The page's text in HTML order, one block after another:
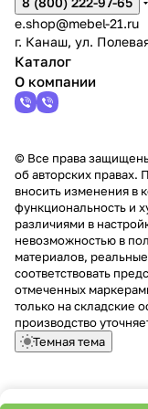
e.shop@mebel-21.ru
г. Канаш, ул.
Каталог
О компании
© Все права
об авторских правах.
вносить изменения в
функциональность и
различиями в
невозможностью в
материалов,
соответствовать
отмеченных
только на складские
производство
Темная тема